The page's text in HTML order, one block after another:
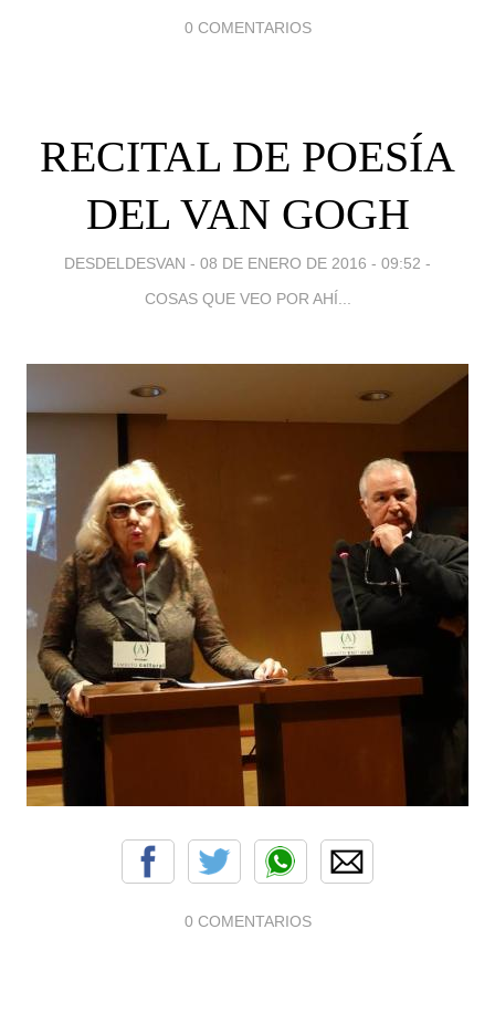
0 COMENTARIOS
RECITAL DE POESÍA
DEL VAN GOGH
DESDELDESVAN - 08 DE ENERO DE 2016 - 09:52 -
COSAS QUE VEO POR AHÍ...
0 COMENTARIOS